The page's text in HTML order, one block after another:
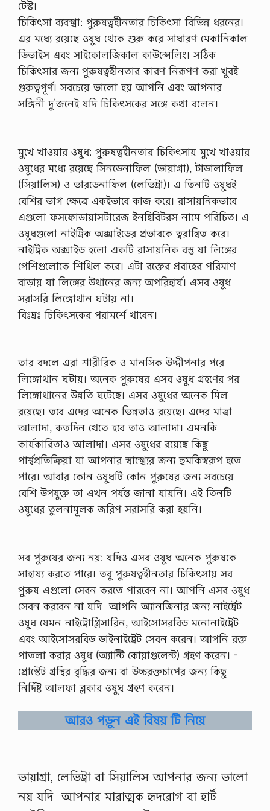
টেস্ট।
চিকিৎসা ব্যবস্খা: পুরুষত্বহীনতার চিকিৎসা বিভিন্ন ধরনের।
এর মধ্যে রয়েছে ওষুধ থেকে শুরু করে সাধারণ মেকানিকাল
ডিভাইস এবং সাইকোলজিকাল কাউন্সেলিং। সঠিক
চিকিৎসার জন্য পুরুষত্বহীনতার কারণ নিরূপণ করা খুবই
গুরুত্বপূর্ণ। সবচেয়ে ভালো হয় আপনি এবং আপনার
সঙ্গিনী­ দু’জনেই যদি চিকিৎসকের সঙ্গে কথা বলেন।
মুখে খাওয়ার ওষুধ: পুরুষত্বহীনতার চিকিৎসায় মুখে খাওয়ার
ওষুধের মধ্যে রয়েছে সিনডেনাফিল (ভায়াগ্রা), টাডালাফিল
(সিয়ালিস) ও ভারডেনাফিল (লেভিট্রা)। এ তিনটি ওষুধই
বেশির ভাগ ক্ষেত্রে একইভাবে কাজ করে। রাসায়নিকভাবে
এগুলো ফসফোডায়াসটারেজ ইনহিবিটরস নামে পরিচিত। এ
ওষুধগুলো নাইট্রিক অক্সাইডের প্রভাবকে ত্বরান্বিত করে।
নাইট্রিক অক্সাইড হলো একটি রাসায়নিক বস্তু যা লিঙ্গের
পেশিগুলোকে শিথিল করে। এটা রক্তের প্রবাহের পরিমাণ
বাড়ায় যা লিঙ্গের উথানের জন্য অপরিহার্য। এসব ওষুধ
সরাসরি লিঙ্গোথান ঘটায় না।
বিঃদ্রঃ চিকিৎসকের পরামর্শে খাবেন।
তার বদলে এরা শারীরিক ও মানসিক উদ্দীপনার পরে
লিঙ্গোথান ঘটায়। অনেক পুরুষের এসব ওষুধ গ্রহণের পর
লিঙ্গোথানের উন্নতি ঘটেছে। এসব ওষুধের অনেক মিল
রয়েছে। তবে এদের অনেক ভিন্নতাও রয়েছে। এদের মাত্রা
আলাদা, কতদিন খেতে হবে তাও আলাদা। এমনকি
কার্যকারিতাও আলাদা। এসব ওষুধের রয়েছে কিছু
পার্শ্বপ্রতিক্রিয়া যা আপনার স্বাস্খ্যের জন্য হুমকিস্বরূপ হতে
পারে। আবার কোন ওষুধটি কোন পুরুষের জন্য সবচেয়ে
বেশি উপযুক্ত তা এখন পর্যন্ত জানা যায়নি। এই তিনটি
ওষুধের তুলনামূলক জরিপ সরাসরি করা হয়নি।
সব পুরুষের জন্য নয়: যদিও এসব ওষুধ অনেক পুরুষকে
সাহায্য করতে পারে। তবু পুরুষত্বহীনতার চিকিৎসায় সব
পুরুষ এগুলো সেবন করতে পারবেন না। আপনি এসব ওষুধ
সেবন করবেন না যদি­ ­ আপনি অ্যানজিনার জন্য নাইট্রেট
ওষুধ যেমন নাইট্রোগ্লিসারিন, আইসোসরবিড মনোনাইট্রেট
এবং আইসোসরবিড ডাইনাইট্রেট সেবন করেন। আপনি রক্ত
পাতলা করার ওষুধ (অ্যান্টি কোয়াগুলেন্ট) গ্রহণ করেন। ­
প্রোস্টেট গ্রন্থির বৃদ্ধির জন্য বা উচ্চরক্তচাপের জন্য কিছু
নির্দিষ্ট আলফা ব্লকার ওষুধ গ্রহণ করেন।
আরও পড়ুন এই বিষয় টি নিয়ে
ভায়াগ্রা, লেভিট্রা বা সিয়ালিস আপনার জন্য ভালো
নয় যদি ­ আপনার মারাত্মক হৃদরোগ বা হার্ট